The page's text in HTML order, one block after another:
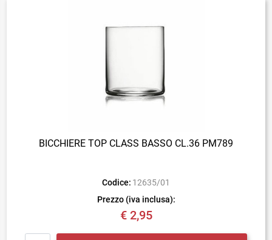
BICCHIERE TOP CLASS BASSO CL.36 PM789
Codice: 12635/01
Prezzo (iva inclusa):
€ 2,95